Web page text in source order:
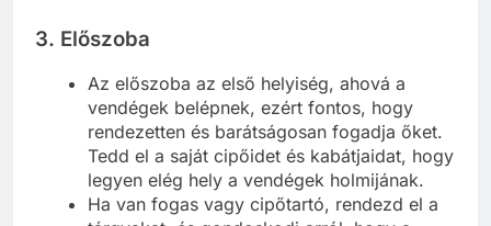
3. Előszoba
Az előszoba az első helyiség, ahová a
vendégek belépnek, ezért fontos, hogy
rendezetten és barátságosan fogadja őket.
Tedd el a saját cipőidet és kabátjaidat, hogy
legyen elég hely a vendégek holmijának.
Ha van fogas vagy cipőtartó, rendezd el a